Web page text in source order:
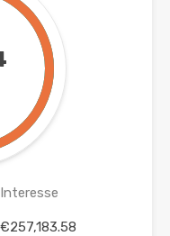
Interesse
€257,183.58